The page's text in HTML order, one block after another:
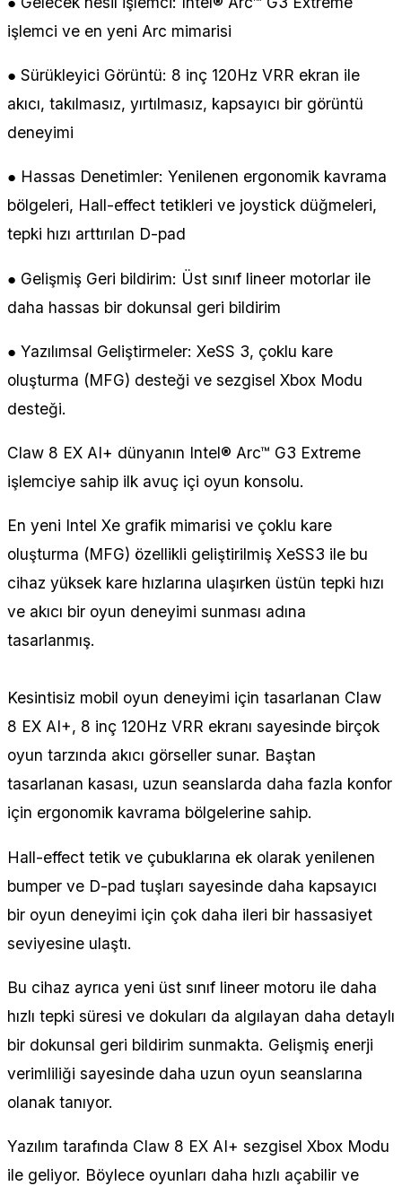
işlemci ve en yeni Arc mimarisi
● Sürükleyici Görüntü: 8 inç 120Hz VRR ekran ile
akıcı, takılmasız, yırtılmasız, kapsayıcı bir görüntü
deneyimi
● Hassas Denetimler: Yenilenen ergonomik kavrama
bölgeleri, Hall-effect tetikleri ve joystick düğmeleri,
tepki hızı arttırılan D-pad
● Gelişmiş Geri bildirim: Üst sınıf lineer motorlar ile
daha hassas bir dokunsal geri bildirim
● Yazılımsal Geliştirmeler: XeSS 3, çoklu kare
oluşturma (MFG) desteği ve sezgisel Xbox Modu
desteği.
Claw 8 EX AI+ dünyanın Intel® Arc™ G3 Extreme
işlemciye sahip ilk avuç içi oyun konsolu.
En yeni Intel Xe grafik mimarisi ve çoklu kare
oluşturma (MFG) özellikli geliştirilmiş XeSS3 ile bu
cihaz yüksek kare hızlarına ulaşırken üstün tepki hızı
ve akıcı bir oyun deneyimi sunması adına
tasarlanmış.
Kesintisiz mobil oyun deneyimi için tasarlanan Claw
8 EX AI+, 8 inç 120Hz VRR ekranı sayesinde birçok
oyun tarzında akıcı görseller sunar. Baştan
tasarlanan kasası, uzun seanslarda daha fazla konfor
için ergonomik kavrama bölgelerine sahip.
Hall-effect tetik ve çubuklarına ek olarak yenilenen
bumper ve D-pad tuşları sayesinde daha kapsayıcı
bir oyun deneyimi için çok daha ileri bir hassasiyet
seviyesine ulaştı.
Bu cihaz ayrıca yeni üst sınıf lineer motoru ile daha
hızlı tepki süresi ve dokuları da algılayan daha detaylı
bir dokunsal geri bildirim sunmakta. Gelişmiş enerji
verimliliği sayesinde daha uzun oyun seanslarına
olanak tanıyor.
Yazılım tarafında Claw 8 EX AI+ sezgisel Xbox Modu
ile geliyor. Böylece oyunları daha hızlı açabilir ve